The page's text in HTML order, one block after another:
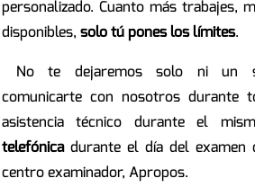
personalizado. Cuanto más trabajes,
disponibles, solo tú pones los límites.
No te dejaremos solo ni un
comunicarte con nosotros
asistencia técnico durante el
telefónicadurante el día del examen
centro examinador, Apropos.